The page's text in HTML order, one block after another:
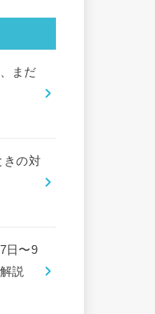
まだ
きの対
日〜9
説